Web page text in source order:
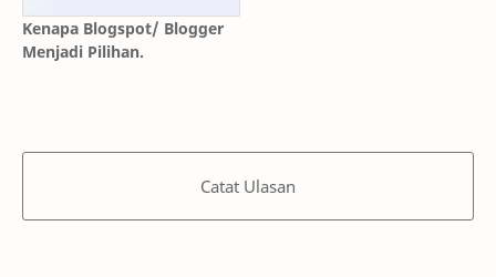
Kenapa Blogspot/ Blogger
Menjadi Pilihan.
Catat Ulasan